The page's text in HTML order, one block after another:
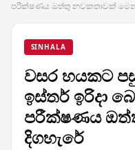
පරීක්ෂණය ඔත්තු නවකතාවක් මෙන්
SINHALA
වසර හයකට
ඉස්තර් ඉරිදා
පරීක්ෂණය
දිගහැරේ